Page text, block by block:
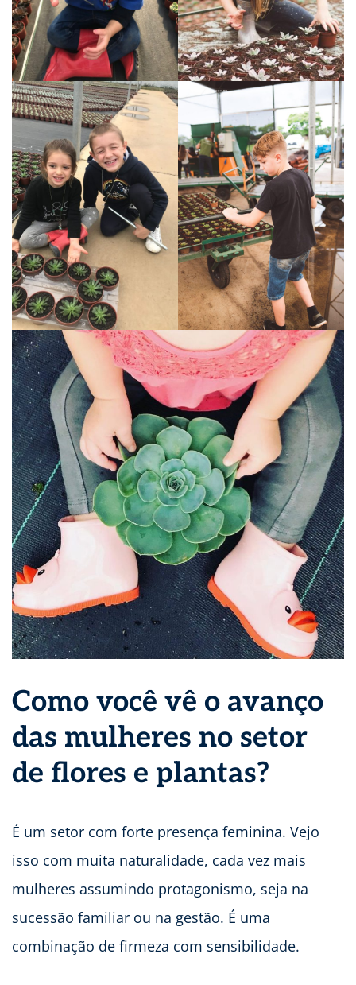
Como você vê o avanço
das mulheres no setor
de flores e plantas?
É um setor com forte presença feminina. Vejo
isso com muita naturalidade, cada vez mais
mulheres assumindo protagonismo, seja na
sucessão familiar ou na gestão. É uma
combinação de firmeza com sensibilidade.